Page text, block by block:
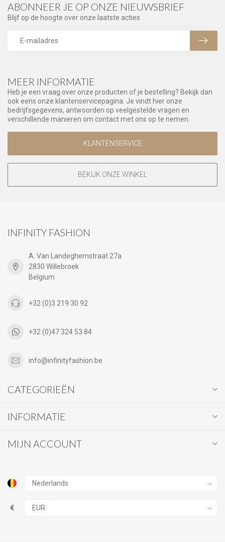
MEER INFORMATIE
Heb je een vraag over onze producten of je bestelling? Bekijk dan
ook eens onze klantenservicepagina. Je vindt hier onze
bedrijfsgegevens, antwoorden op veelgestelde vragen en
verschillende manieren om contact met ons op te nemen.
KLANTENSERVICE
BEKIJK ONZE WINKEL
ABONNEER JE OP ONZE NIEUWSBRIEF
Blijf op de hoogte over onze laatste acties
INFINITY FASHION
A. Van Landeghemstraat 27a
2830 Willebroek
Belgium
+32 (0)3 219 30 92
+32 (0)47 324 53 84
info@infinityfashion.be
CATEGORIEËN
INFORMATIE
MIJN ACCOUNT
€